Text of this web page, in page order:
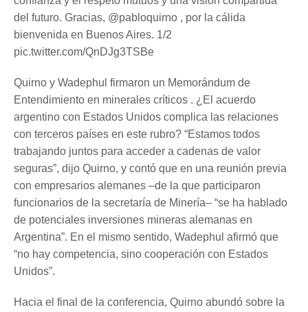
del futuro. Gracias, @pabloquirno , por la cálida
bienvenida en Buenos Aires. 1/2
pic.twitter.com/QnDJg3TSBe
Quirno y Wadephul firmaron un Memorándum de
Entendimiento en minerales críticos . ¿El acuerdo
argentino con Estados Unidos complica las relaciones
con terceros países en este rubro? “Estamos todos
trabajando juntos para acceder a cadenas de valor
seguras”, dijo Quirno, y contó que en una reunión previa
con empresarios alemanes –de la que participaron
funcionarios de la secretaría de Minería– “se ha hablado
de potenciales inversiones mineras alemanas en
Argentina”. En el mismo sentido, Wadephul afirmó que
“no hay competencia, sino cooperación con Estados
Unidos”.
Hacia el final de la conferencia, Quirno abundó sobre la